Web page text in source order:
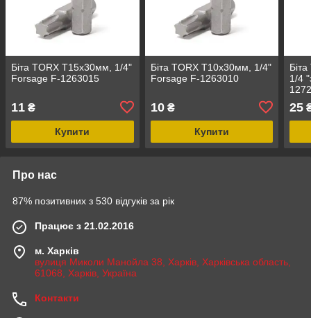
Біта TORX T15х30мм, 1/4"
Forsage F-1263015
11 ₴
Купити
Біта TORX T10х30мм, 1/4"
Forsage F-1263010
10₴
Купити
1/4
25
Про нас
87% позитивних з 530 відгуків за рік
Працює з 21.02.2016
м. Харків
вулиця Миколи Манойла 38, Харків, Харківська область,
61068, Харків, Україна
Контакти